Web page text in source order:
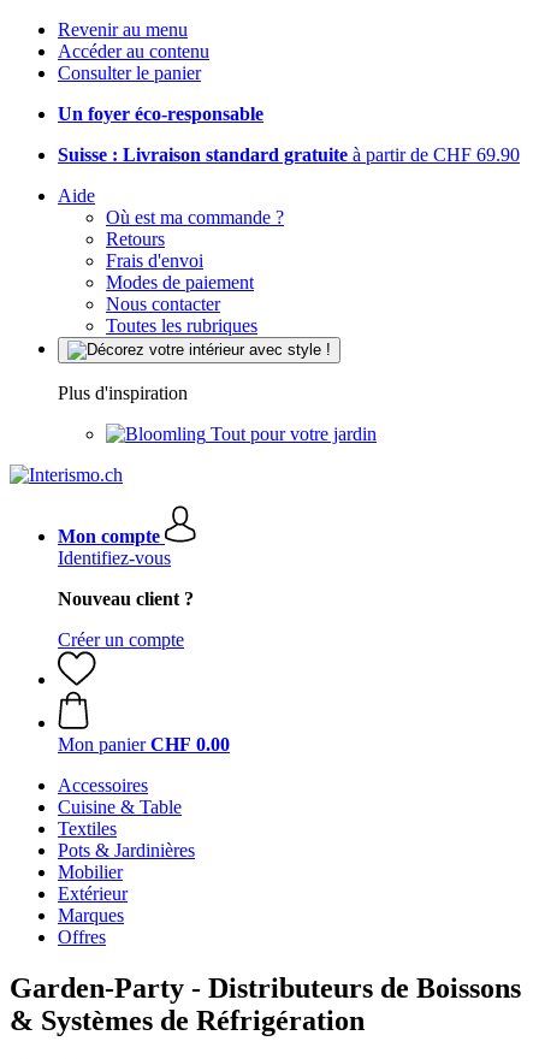
Revenir au menu
Accéder au contenu
Consulter le panier
Un foyer éco-responsable
Suisse : Livraison standard gratuite à partir de CHF 69.90
Aide
Où est ma commande ?
Retours
Frais d'envoi
Modes de paiement
Nous contacter
Toutes les rubriques
Plus d'inspiration
Tout pour votre jardin
Mon compte
Identifiez-vous
Nouveau client ?
Créer un compte
Mon panier CHF 0.00
Accessoires
Cuisine & Table
Textiles
Pots & Jardinières
Mobilier
Extérieur
Marques
Offres
Garden-Party - Distributeurs de Boissons
& Systèmes de Réfrigération